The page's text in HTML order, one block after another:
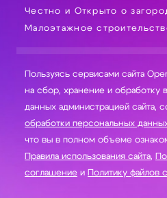
Честно и Открыто о
Малоэтажное
Пользуясь сервисами сайта
на сбор, хранение и обработку ваших персональных
данных администрацией сайта,
обработки персональных
что вы в полном объеме
Правила использования сайта,
соглашение и Политику файлов